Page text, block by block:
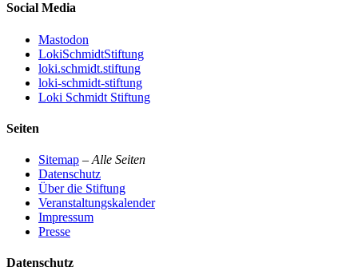
Social Media
Mastodon
LokiSchmidtStiftung
loki.schmidt.stiftung
loki-schmidt-stiftung
Loki Schmidt Stiftung
Seiten
Sitemap – Alle Seiten
Datenschutz
Über die Stiftung
Veranstaltungskalender
Impressum
Presse
Datenschutz